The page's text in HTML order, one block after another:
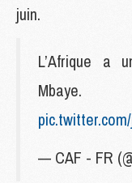
juin.
L’Afrique a
— CAF - FR